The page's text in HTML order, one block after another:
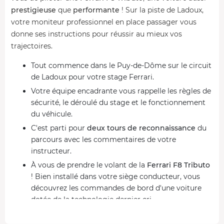
prestigieuse que performante ! Sur la piste de Ladoux,
votre moniteur professionnel en place passager vous
donne ses instructions pour réussir au mieux vos
trajectoires.
Tout commence dans le Puy-de-Dôme sur le circuit
de Ladoux pour votre stage Ferrari.
Votre équipe encadrante vous rappelle les règles de
sécurité, le déroulé du stage et le fonctionnement
du véhicule.
C'est parti pour deux tours de reconnaissance du
parcours avec les commentaires de votre
instructeur.
À vous de prendre le volant de la Ferrari F8 Tributo
! Bien installé dans votre siège conducteur, vous
découvrez les commandes de bord d'une voiture
dotée de la technologie dernier cri.